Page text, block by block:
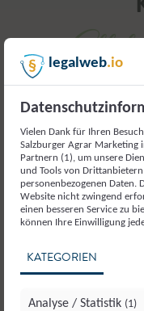
legalweb.io
Vielen Dank für Ihren
Salzburger Agrar Marketing
Partnern (1), um unsere
und Tools von
personenbezogenen Daten.
Website nicht zwingend
einen besseren Service zu
können Ihre Einwilligung
KATEGORIEN
Analyse / Statistik (1)